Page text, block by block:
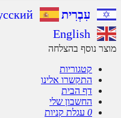
עִבְרִית Русский
English
נוסף בהצלחה
קטגוריות
התקשרו אלינו
דף הבית
החשבון שלי
עגלת קניות